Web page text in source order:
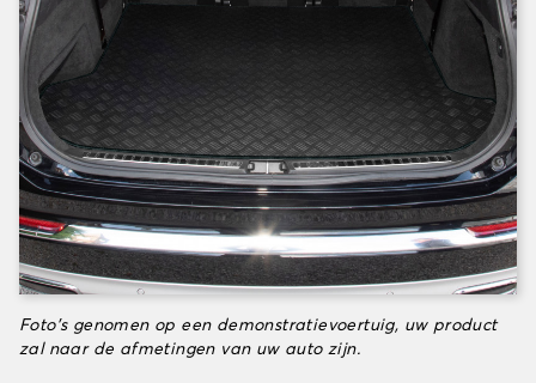
Foto's genomen op een demonstratievoertuig, uw product
zal naar de afmetingen van uw auto zijn.